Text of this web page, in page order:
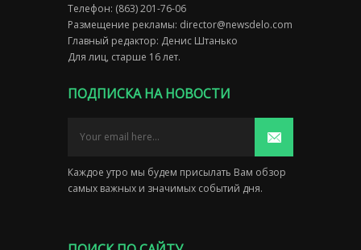
Телефон: (863) 201-76-06
Размещение рекламы: director@newsdelo.com
Главный редактор: Денис Штанько
Для лиц, старше 16 лет.
ПОДПИСКА НА НОВОСТИ
Каждое утро мы будем присылать Вам обзор
самых важных и значимых событий дня.